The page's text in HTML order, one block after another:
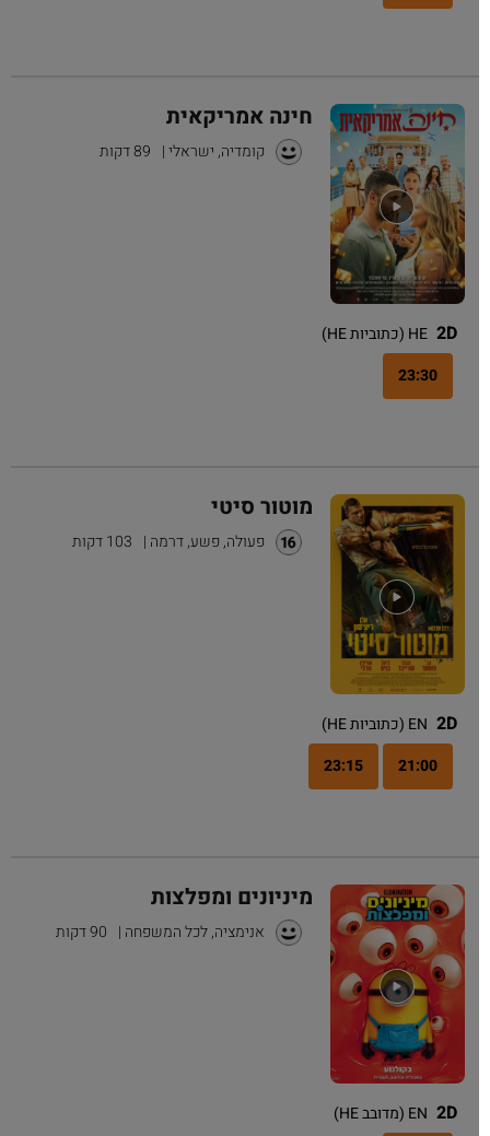
חינה אמריקאית
קומדיה, ישראלי| 89 דקות
2D HE (כתוביות HE)
23:30
מוטור סיטי
פעולה, פשע, דרמה| 103 דקות
2D EN (כתוביות HE)
21:00
23:15
מיניונים ומפלצות
אנימציה, לכל המשפחה| 90 דקות
2D EN (מדובב HE)